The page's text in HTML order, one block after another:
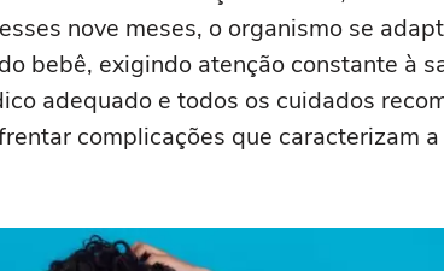
nove meses, o organismo se
bebê, exigindo atenção constante à
adequado e todos os cuidados
complicações que caracterizam